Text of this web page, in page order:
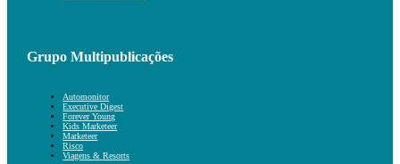
Grupo Multipublicações
Automonitor
Executive Digest
Forever Young
Kids Marketeer
Marketeer
Risco
Viagens & Resorts